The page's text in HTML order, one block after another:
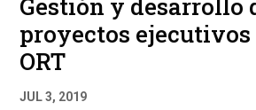
Gestión y desarrollo
proyectos ejecutivos
ORT
JUL 3, 2019